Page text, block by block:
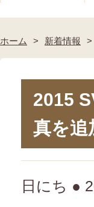
ホーム 新着情報
2015
真を追
日にち ●